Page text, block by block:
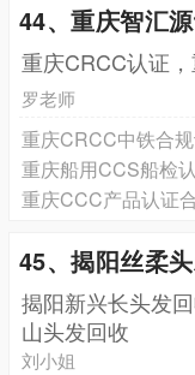
44、重庆智汇
重庆CRCC认证
罗老师
重庆CRCC中铁合
45、揭阳丝柔
揭阳新兴长头发
山头发回收
刘小姐